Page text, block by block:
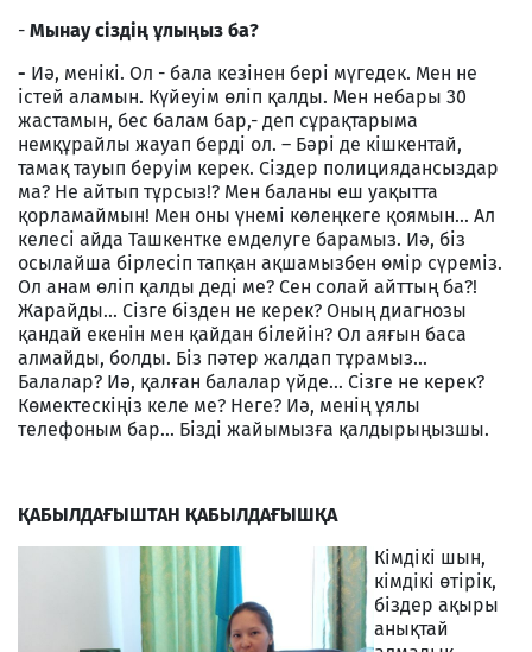
- Мынау сіздің ұлыңыз ба?
- Иә, менікі. Ол - бала кезінен бері мүгедек. Мен не
істей аламын. Күйеуім өліп қалды. Мен небары 30
жастамын, бес балам бар,- деп сұрақтарыма
немқұрайлы жауап берді ол. – Бәрі де кішкентай,
тамақ тауып беруім керек. Сіздер полициядансыздар
ма? Не айтып тұрсыз!? Мен баланы еш уақытта
қорламаймын! Мен оны үнемі көлеңкеге қоямын... Ал
келесі айда Ташкентке емделуге барамыз. Иә, біз
осылайша бірлесіп тапқан ақшамызбен өмір сүреміз.
Ол анам өліп қалды деді ме? Сен солай айттың ба?!
Жарайды... Сізге бізден не керек? Оның диагнозы
қандай екенін мен қайдан білейін? Ол аяғын баса
алмайды, болды. Біз пәтер жалдап тұрамыз...
Балалар? Иә, қалған балалар үйде... Сізге не керек?
Көмектескіңіз келе ме? Неге? Иә, менің ұялы
телефоным бар... Бізді жайымызға қалдырыңызшы.
ҚАБЫЛДАҒЫШТАН ҚАБЫЛДАҒЫШҚА
Кімдікі шын,
кімдікі өтірік,
біздер ақыры
анықтай